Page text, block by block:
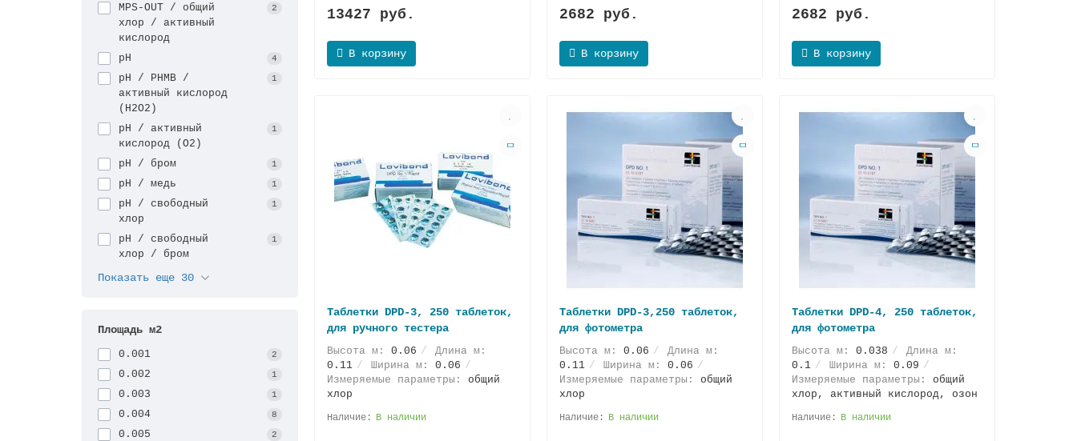
MPS-OUT / общий
хлор / активный
кислород
2
pH 4
pH / PHMB /
активный кислород
(H2O2)
1
pH / активный
кислород (О2)
1
pH / бром 1
pH / медь 1
pH / свободный
хлор
1
pH / свободный
хлор / бром
1
Показать еще 30
Площадь м2
0.001 2
0.002 1
0.003 1
0.004 8
0.005 2
13427 руб.
В корзину
2682 руб.
В корзину
2682 руб.
В корзину
Таблетки DPD-3, 250 таблеток,
для ручного тестера
Высота м: 0.06
Длина м:
0.11
Ширина м: 0.06
Измеряемые параметры: общий
хлор
В наличии
Таблетки DPD-3,250 таблеток,
для фотометра
Высота м: 0.06
Длина м:
0.11
Ширина м: 0.06
Измеряемые параметры: общий
хлор
В наличии
Таблетки DPD-4, 250 таблеток,
для фотометра
Высота м: 0.038
Длина м:
0.1
Ширина м: 0.09
Измеряемые параметры: общий
хлор, активный кислород, озон
В наличии